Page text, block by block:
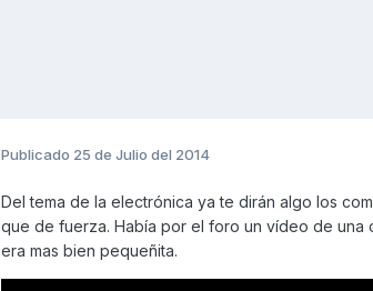
Publicado 25 de Julio del 2014
Del tema de la electrónica ya te dirán algo los
que de fuerza. Había por el foro un vídeo de una
era mas bien pequeñita.